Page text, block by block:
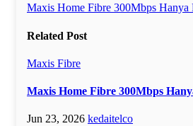
Post
navigation
Maxis Home Fibre 300Mbps Hanya
Related Post
Maxis Fibre
Maxis Home Fibre 300Mbps
Jun 23, 2026 kedaitelco